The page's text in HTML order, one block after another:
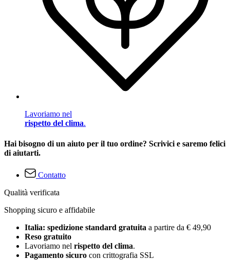
Lavoriamo nel
rispetto del clima.
Hai bisogno di un aiuto per il tuo ordine? Scrivici e saremo felici
di aiutarti.
Contatto
Qualità verificata
Shopping sicuro e affidabile
Italia: spedizione standard gratuita a partire da € 49,90
Reso gratuito
Lavoriamo nel rispetto del clima.
Pagamento sicuro con crittografia SSL